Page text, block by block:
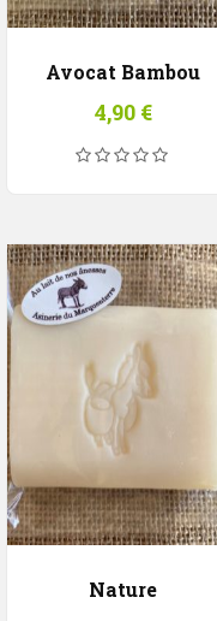
Avocat Bambou
4,90 €
Nature